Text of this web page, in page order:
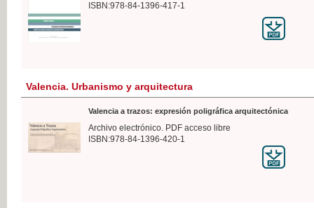
ISBN:978-84-1396-417-1
Valencia. Urbanismo y arquitectura
Valencia a trazos: expresión poligráfica arquitectónica
Archivo electrónico. PDF acceso libre
ISBN:978-84-1396-420-1